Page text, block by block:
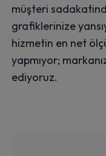
müşteri
grafiklerinize
hizmetin en net
yapmıyor;
ediyoruz.